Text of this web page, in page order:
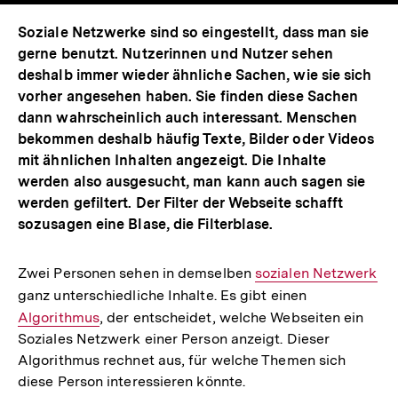
Soziale Netzwerke sind so eingestellt, dass man sie
gerne benutzt. Nutzerinnen und Nutzer sehen
deshalb immer wieder ähnliche Sachen, wie sie sich
vorher angesehen haben. Sie finden diese Sachen
dann wahrscheinlich auch interessant. Menschen
bekommen deshalb häufig Texte, Bilder oder Videos
mit ähnlichen Inhalten angezeigt. Die Inhalte
werden also ausgesucht, man kann auch sagen sie
werden gefiltert. Der Filter der Webseite schafft
sozusagen eine Blase, die Filterblase.
Zwei Personen sehen in demselben Interner
Link:
sozialen Netzwerk
ganz unterschiedliche Inhalte. Es gibt einenInterner
Link:
Algorithmus, der entscheidet, welche Webseiten ein
Soziales Netzwerk einer Person anzeigt. Dieser
Algorithmus rechnet aus, für welche Themen sich
diese Person interessieren könnte.